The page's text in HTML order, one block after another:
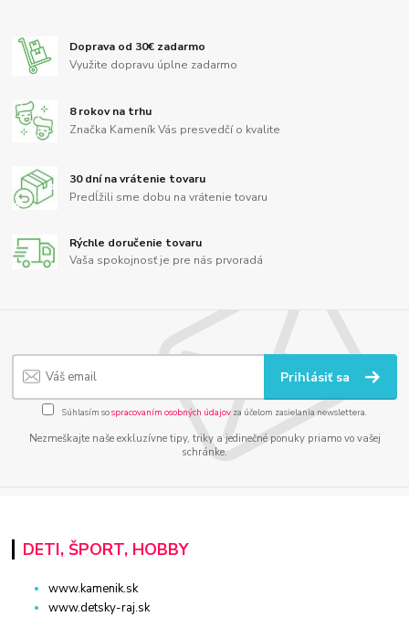
Doprava od 30€ zadarmo
Využite dopravu úplne zadarmo
8 rokov na trhu
Značka Kameník Vás presvedčí o kvalite
30 dní na vrátenie tovaru
Predĺžili sme dobu na vrátenie tovaru
Rýchle doručenie tovaru
Vaša spokojnosť je pre nás prvoradá
Prihlásiť sa
Súhlasím sospracovaním osobných údajov za účelom zasielania newslettera.
Nezmeškajte naše exkluzívne tipy, triky a jedinečné ponuky priamo vo vašej
schránke.
DETI, ŠPORT, HOBBY
www.kamenik.sk
www.detsky-raj.sk